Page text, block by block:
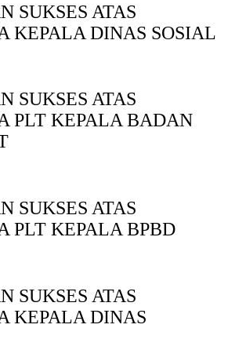
SUKSES ATAS
KEPALA DINAS SOSIAL
SUKSES ATAS
PLT KEPALA BADAN
SUKSES ATAS
PLT KEPALA BPBD
SUKSES ATAS
KEPALA DINAS